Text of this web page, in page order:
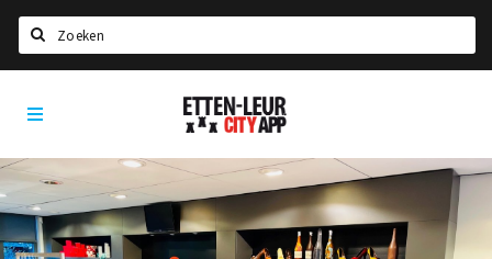
Home
Agenda
Deals
Party pics
Etten-
Leur